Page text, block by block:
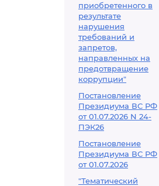
приобретенного в
результате
нарушения
требований и
запретов,
направленных на
предотвращение
коррупции"
Постановление
Президиума ВС РФ
от 01.07.2026 N 24-
ПЭК26
Постановление
Президиума ВС РФ
от 01.07.2026
"Тематический